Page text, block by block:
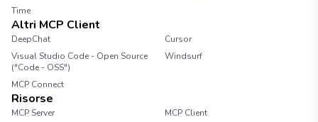
Time
Altri MCP Client
DeepChat
Cursor
Visual Studio Code - Open Source
("Code - OSS")
Windsurf
MCP Connect
Risorse
MCP Server
MCP Client